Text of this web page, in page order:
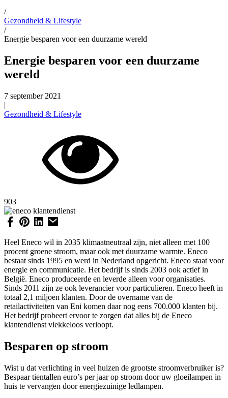
/
Gezondheid & Lifestyle
/
Energie besparen voor een duurzame wereld
Energie besparen voor een duurzame
wereld
7 september 2021
|
Gezondheid & Lifestyle
903
Heel Eneco wil in 2035 klimaatneutraal zijn, niet alleen met 100
procent groene stroom, maar ook met duurzame warmte. Eneco
bestaat sinds 1995 en werd in Nederland opgericht. Eneco staat voor
energie en communicatie. Het bedrijf is sinds 2003 ook actief in
België. Eneco produceerde en leverde alleen voor organisaties.
Sinds 2011 zijn ze ook leverancier voor particulieren. Eneco heeft in
totaal 2,1 miljoen klanten. Door de overname van de
retailactiviteiten van Eni komen daar nog eens 700.000 klanten bij.
Het bedrijf probeert ervoor te zorgen dat alles bij de Eneco
klantendienst vlekkeloos verloopt.
Besparen op stroom
Wist u dat verlichting in veel huizen de grootste stroomverbruiker is?
Bespaar tientallen euro’s per jaar op stroom door uw gloeilampen in
huis te vervangen door energiezuinige ledlampen.